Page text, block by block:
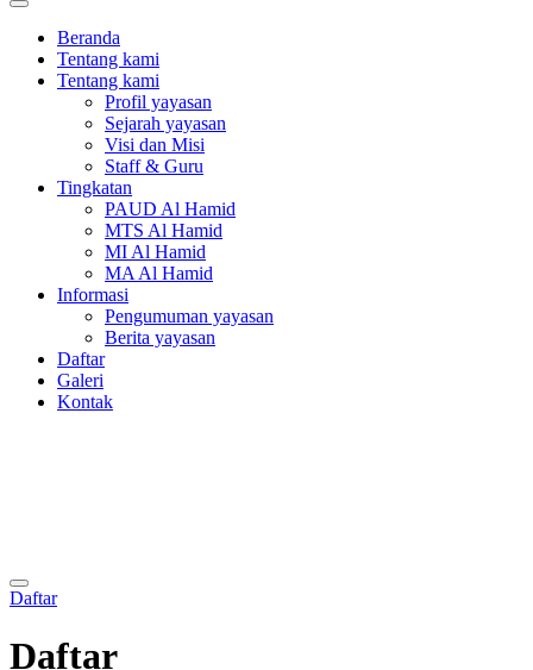
Beranda
Tentang kami
Tentang kami
Profil yayasan
Sejarah yayasan
Visi dan Misi
Staff & Guru
Tingkatan
PAUD Al Hamid
MTS Al Hamid
MI Al Hamid
MA Al Hamid
Informasi
Pengumuman yayasan
Berita yayasan
Daftar
Galeri
Kontak
Daftar
Daftar